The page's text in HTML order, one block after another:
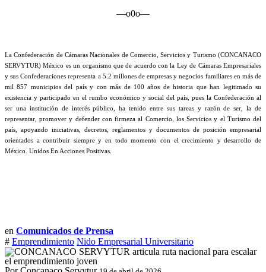
—o0o—
La Confederación de Cámaras Nacionales de Comercio, Servicios y Turismo (CONCANACO
SERVYTUR) México es un organismo que de acuerdo con la Ley de Cámaras Empresariales
y sus Confederaciones representa a 5.2 millones de empresas y negocios familiares en más de
mil 857 municipios del país y con más de 100 años de historia que han legitimado su
existencia y participado en el rumbo económico y social del país, pues la Confederación al
ser una institución de interés público, ha tenido entre sus tareas y razón de ser, la de
representar, promover y defender con firmeza al Comercio, los Servicios y el Turismo del
país, apoyando iniciativas, decretos, reglamentos y documentos de posición empresarial
orientados a contribuir siempre y en todo momento con el crecimiento y desarrollo de
México. Unidos En Acciones Positivas.
en Comunicados de Prensa
# Emprendimiento Nido Empresarial Universitario